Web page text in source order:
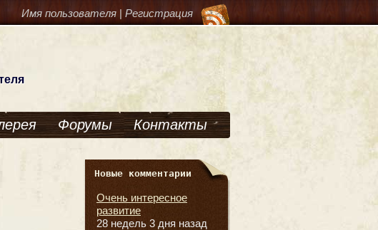
Имя пользователя | Регистрация
Форумы Контакты
Новые комментарии
Очень интересное
развитие
28 недель 3 дня назад